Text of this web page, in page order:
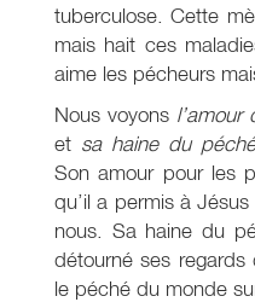
tuberculose. Cette
mais hait ces
aime les pécheurs
Nous voyons
et sa haine du
Son amour pour les
qu’il a permis à
nous. Sa haine du
détourné ses
le péché du monde